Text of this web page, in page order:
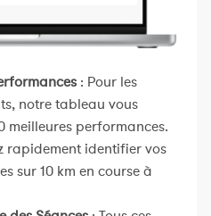
: Pour les
notre tableau vous
meilleures performances.
rapidement identifier vos
sur 10 km en course à